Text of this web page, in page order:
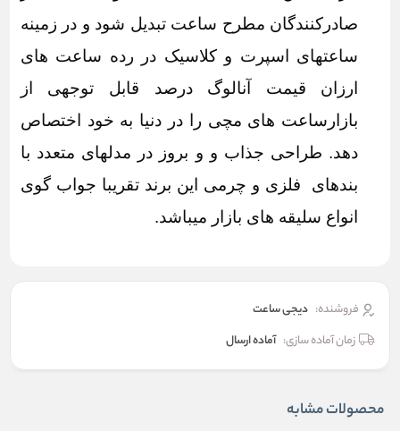
صادرکنندگان مطرح ساعت تبدیل شود و در زمینه
ساعتهای اسپرت و کلاسیک در رده ساعت های
ارزان قیمت آنالوگ درصد قابل توجهی از
بازارساعت های مچی را در دنیا به خود اختصاص
دهد. طراحی جذاب و و بروز در مدلهای متعدد با
بندهای فلزی و چرمی این برند تقریبا جواب گوی
انواع سلیقه های بازار میباشد.
فروشنده: دیجی ساعت
زمان آماده سازی: آماده ارسال
محصولات مشابه